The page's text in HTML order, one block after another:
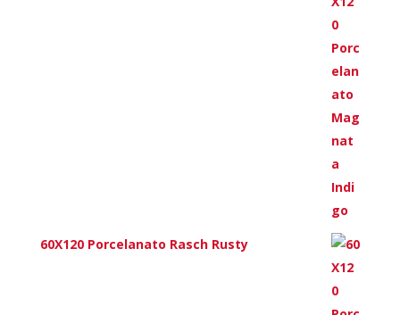
60X120 Porcelanato Rasch Rusty